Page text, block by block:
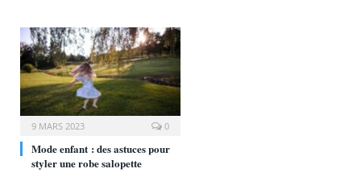
9 MARS 2023 0
Mode enfant : des astuces pour
styler une robe salopette